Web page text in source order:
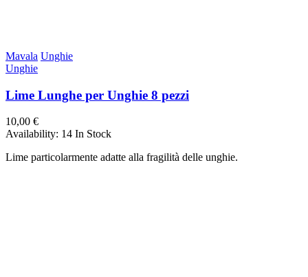
Mavala Unghie
Unghie
Lime Lunghe per Unghie 8 pezzi
10,00 €
Availability: 14 In Stock
Lime particolarmente adatte alla fragilità delle unghie.